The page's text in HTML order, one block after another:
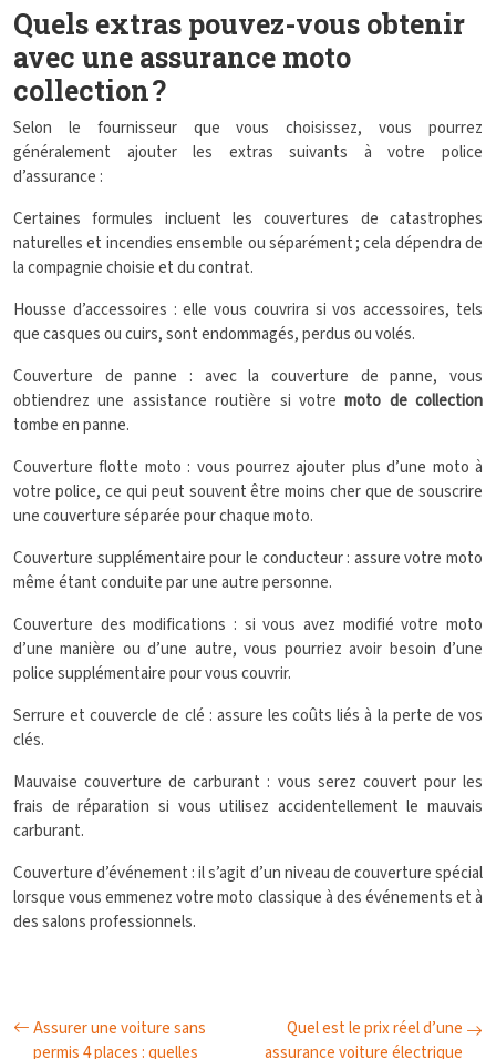
Quels extras pouvez-vous obtenir
avec une assurance moto
collection ?
Selon le fournisseur que vous choisissez, vous pourrez
généralement ajouter les extras suivants à votre police
d’assurance :
Certaines formules incluent les couvertures de catastrophes
naturelles et incendies ensemble ou séparément ; cela dépendra de
la compagnie choisie et du contrat.
Housse d’accessoires : elle vous couvrira si vos accessoires, tels
que casques ou cuirs, sont endommagés, perdus ou volés.
Couverture de panne : avec la couverture de panne, vous
obtiendrez une assistance routière si votremoto de collection
tombe en panne.
Couverture flotte moto : vous pourrez ajouter plus d’une moto à
votre police, ce qui peut souvent être moins cher que de souscrire
une couverture séparée pour chaque moto.
Couverture supplémentaire pour le conducteur : assure votre moto
même étant conduite par une autre personne.
Couverture des modifications : si vous avez modifié votre moto
d’une manière ou d’une autre, vous pourriez avoir besoin d’une
police supplémentaire pour vous couvrir.
Serrure et couvercle de clé : assure les coûts liés à la perte de vos
clés.
Mauvaise couverture de carburant : vous serez couvert pour les
frais de réparation si vous utilisez accidentellement le mauvais
carburant.
Couverture d’événement : il s’agit d’un niveau de couverture spécial
lorsque vous emmenez votre moto classique à des événements et à
des salons professionnels.
Assurer une voiture sans
permis 4 places : quelles
Quel est le prix réel d’une
assurance voiture électrique